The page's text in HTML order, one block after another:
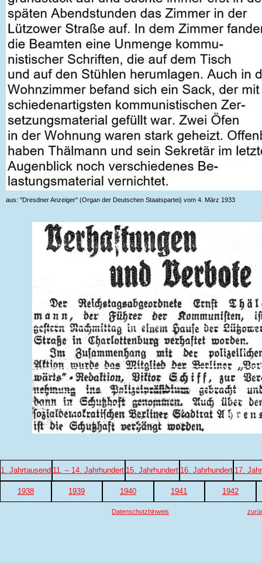
aus: "Dresdner Anzeiger" (Organ der Deutschen Staatspartei) vom 4. März 1933
1. Jahrtausend 11. – 14. Jahrhundert 15. Jahrhundert 16. Jahrhundert 17.
1938 1939 1940 1941 1942
Datenschutzhinweis